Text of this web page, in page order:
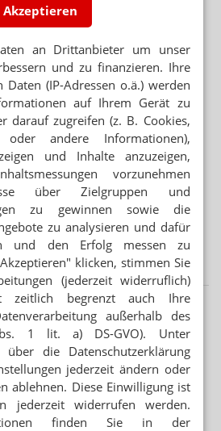
Akzeptieren
an Drittanbieter um unser
und zu finanzieren. Ihre
Daten (IP-Adressen o.ä.) werden
auf Ihrem Gerät zu
darauf zugreifen (z. B. Cookies,
oder andere Informationen),
und Inhalte anzuzeigen,
vorzunehmen
über Zielgruppen und
zu gewinnen sowie die
zu analysieren und dafür
und den Erfolg messen zu
klicken, stimmen Sie
(jederzeit widerruflich)
zeitlich begrenzt auch Ihre
außerhalb des
1 lit. a) DS-GVO). Unter
über die Datenschutzerklärung
jederzeit ändern oder
ablehnen. Diese Einwilligung ist
jederzeit widerrufen werden.
finden Sie in der
Bundesregierung?
WOCHENRÜCKBLICK
und Sandsäcke abgeben
BESTELLUNG
verliert 2000 Euro
HANDELN
im Sprechstundenbedarf